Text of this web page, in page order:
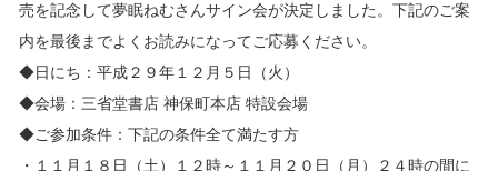
売を記念して夢眠ねむさんサイン会が決定しました。下記のご案
内を最後までよくお読みになってご応募ください。
◆日にち：平成２９年１２月５日（火）
◆会場：三省堂書店 神保町本店 特設会場
◆ご参加条件：下記の条件全て満たす方
・１１月１８日（土）１２時～１１月２０日（月）２４時の間に